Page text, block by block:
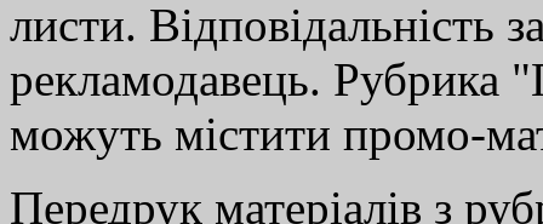
листи. Відповідальність
рекламодавець. Рубрика
можуть містити промо-
Передрук матеріалів з